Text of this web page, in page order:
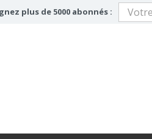
plus de 5000 abonnés :